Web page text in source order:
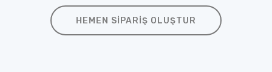
HEMEN SIPARIŞ OLUŞTUR